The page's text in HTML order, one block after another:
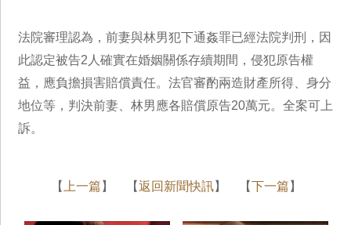
法院審理認為，前妻與林男犯下通姦罪已經法院判刑，因
此認定被告2人確實在婚姻關係存續期間，侵犯原告權
益，應負擔損害賠償責任。法官審酌兩造財產所得、身分
地位等，判決前妻、林男應各賠償原告20萬元。全案可上
訴。
【 上一篇 】 【返回新聞快訊】 【下一篇 】